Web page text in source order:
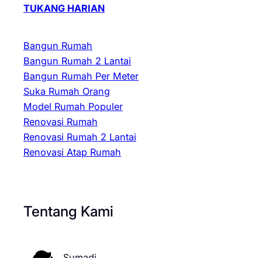
TUKANG HARIAN
Bangun Rumah
Bangun Rumah 2 Lantai
Bangun Rumah Per Meter
Suka Rumah Orang
Model Rumah Populer
Renovasi Rumah
Renovasi Rumah 2 Lantai
Renovasi Atap Rumah
Tentang Kami